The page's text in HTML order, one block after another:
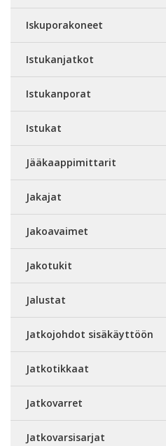
Iskuporakoneet
Istukanjatkot
Istukanporat
Istukat
Jääkaappimittarit
Jakajat
Jakoavaimet
Jakotukit
Jalustat
Jatkojohdot sisäkäyttöön
Jatkotikkaat
Jatkovarret
Jatkovarsisarjat